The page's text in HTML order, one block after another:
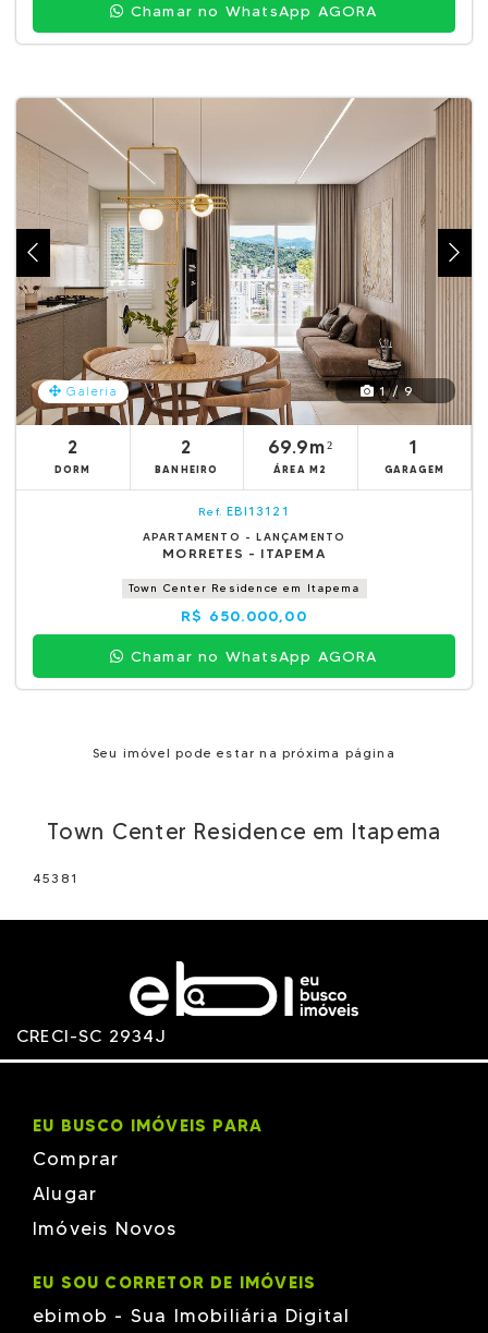
Chamar no WhatsApp AGORA
Galeria 1 / 9
2
DORM
2
BANHEIRO
69.9m²
ÁREA M2
1
GARAGEM
Ref. EBI13121
APARTAMENTO - LANÇAMENTO
MORRETES - ITAPEMA
Town Center Residence em Itapema
R$ 650.000,00
Chamar no WhatsApp AGORA
Seu imóvel pode estar na próxima página
Town Center Residence em Itapema
45381
CRECI-SC 2934J
EU BUSCO IMÓVEIS PARA
Comprar
Alugar
Imóveis Novos
EU SOU CORRETOR DE IMÓVEIS
ebimob - Sua Imobiliária Digital